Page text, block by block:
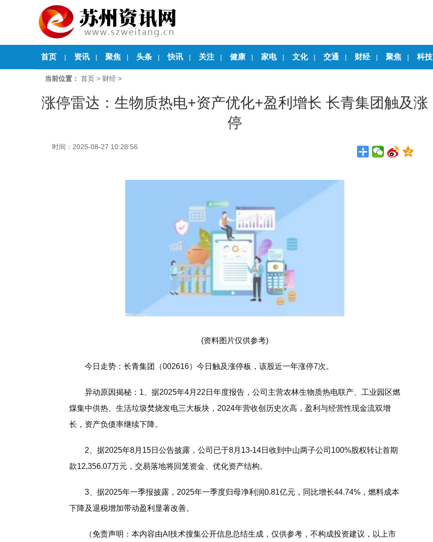
首页 | 资讯 | 聚焦 | 头条 | 快讯 | 关注 | 健康 | 家电 | 文化 | 交通 | 财经 | 聚焦 | 科技
当前位置： 首页 > 财经 >
涨停雷达：生物质热电+资产优化+盈利增长 长青集团触及涨
停
时间：2025-08-27 10:28:56
(资料图片仅供参考)
今日走势：长青集团（002616）今日触及涨停板，该股近一年涨停7次。
异动原因揭秘：1、据2025年4月22日年度报告，公司主营农林生物质热电联产、工业园区燃
煤集中供热、生活垃圾焚烧发电三大板块，2024年营收创历史次高，盈利与经营性现金流双增
长，资产负债率继续下降。
2、据2025年8月15日公告披露，公司已于8月13-14日收到中山两子公司100%股权转让首期
款12,356.07万元，交易落地将回笼资金、优化资产结构。
3、据2025年一季报披露，2025年一季度归母净利润0.81亿元，同比增长44.74%，燃料成本
下降及退税增加带动盈利显著改善。
（免责声明：本内容由AI技术搜集公开信息总结生成，仅供参考，不构成投资建议，以上市